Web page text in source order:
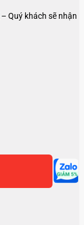
– Quý khách sẽ nhận